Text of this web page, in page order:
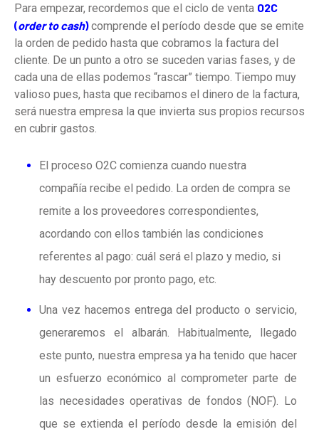
Para empezar, recordemos que el ciclo de venta O2C
(order to cash)comprende el período desde que se emite
la orden de pedido hasta que cobramos la factura del
cliente. De un punto a otro se suceden varias fases, y de
cada una de ellas podemos “rascar” tiempo. Tiempo muy
valioso pues, hasta que recibamos el dinero de la factura,
será nuestra empresa la que invierta sus propios recursos
en cubrir gastos.
El proceso O2C comienza cuando nuestra
compañía recibe el pedido. La orden de compra se
remite a los proveedores correspondientes,
acordando con ellos también las condiciones
referentes al pago: cuál será el plazo y medio, si
hay descuento por pronto pago, etc.
Una vez hacemos entrega del producto o servicio,
generaremos el albarán. Habitualmente, llegado
este punto, nuestra empresa ya ha tenido que hacer
un esfuerzo económico al comprometer parte de
las necesidades operativas de fondos (NOF).
Lo
que se extienda el período desde la emisión del